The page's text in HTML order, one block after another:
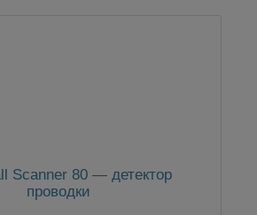
Scanner 80 — детектор
проводки